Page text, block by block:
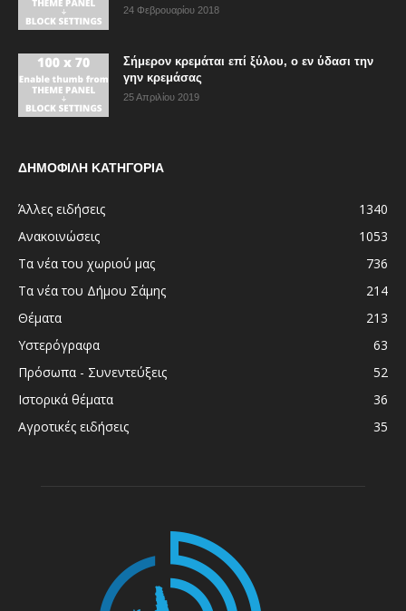
24 Φεβρουαρίου 2018
Σήμερον κρεμάται επί ξύλου, ο εν ύδασι την
γην κρεμάσας
25 Απριλίου 2019
ΔΗΜΟΦΙΛΗ ΚΑΤΗΓΟΡΙΑ
Άλλες ειδήσεις
1340
Ανακοινώσεις
1053
Τα νέα του χωριού μας
736
Τα νέα του Δήμου Σάμης
214
Θέματα
213
Υστερόγραφα
63
Πρόσωπα - Συνεντεύξεις
52
Ιστορικά θέματα
36
Αγροτικές ειδήσεις
35